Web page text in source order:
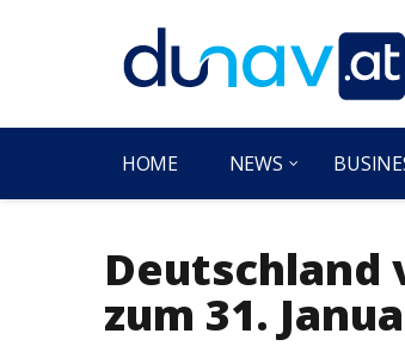
HOME NEWS
Deutschland
zum 31.